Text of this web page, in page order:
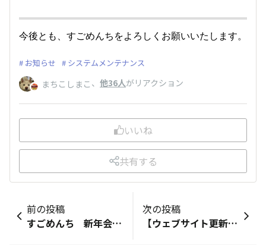
今後とも、すごめんちをよろしくお願いいたします。
お知らせ システムメンテナンス
まちこしまこ 、 他36人がリアクション
いいね
共有する
前の投稿
すごめんち 新年会開催決定！✨
次の投稿
【ウェブサイト更新】2024年1月の凄麺